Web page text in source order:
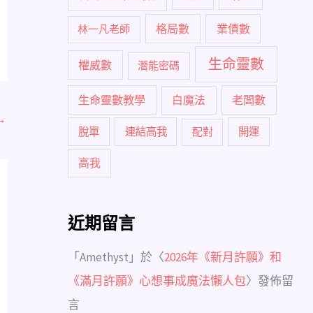
林一凡老師 格局數 業債數
權威數 潛能密碼 生命靈數
生命靈數教學 白魔法 老闆數
脫單 連結高我 配對 開運
高我
近期留言
「Amethyst 」於〈2026年《新月許願》和
《滿月許願》心想事成魔法懶人包〉發佈留
言